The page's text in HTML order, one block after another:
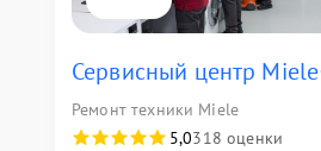
Сервисный центр Miele
Ремонт техники Miele
5,0318 оценки